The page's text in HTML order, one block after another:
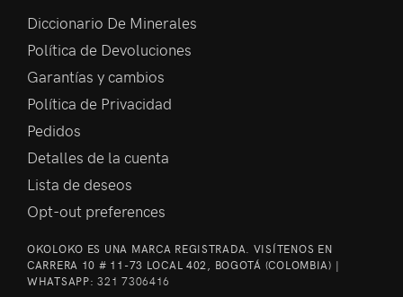
Diccionario De Minerales
Política de Devoluciones
Garantías y cambios
Política de Privacidad
Pedidos
Detalles de la cuenta
Lista de deseos
Opt-out preferences
OKOLOKO ES UNA MARCA REGISTRADA. VISÍTENOS EN
CARRERA 10 # 11-73 LOCAL 402, BOGOTÁ (COLOMBIA) |
WHATSAPP:321 7306416